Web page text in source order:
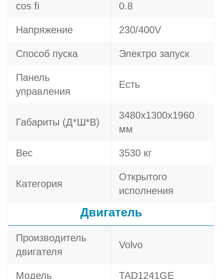
cos fi 0.8
Напряжение 230/400V
Способ пуска Электро запуск
Панель
управления
Есть
Габариты (Д*Ш*В)
3480х1300х1960
мм
Вес 3530 кг
Категория
Открытого
исполнения
Двигатель
Производитель
двигателя
Volvo
Модель TAD1241GE